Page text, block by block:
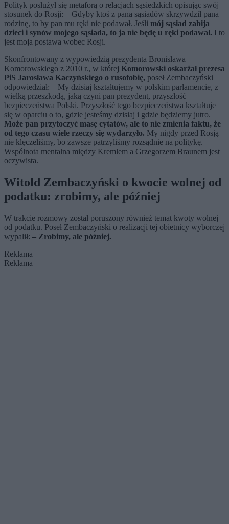
Polityk posłużył się metaforą o relacjach sąsiedzkich opisując swój
stosunek do Rosji: – Gdyby ktoś z pana sąsiadów skrzywdził pana
rodzinę, to by pan mu ręki nie podawał. Jeśli mój sąsiad zabija
dzieci i synów mojego sąsiada, to ja nie będę u ręki podawał. I to
jest moja postawa wobec Rosji.
Skonfrontowany z wypowiedzią prezydenta Bronisława
Komorowskiego z 2010 r., w której Komorowski oskarżał prezesa
PiS Jarosława Kaczyńskiego o rusofobię, poseł Zembaczyński
odpowiedział: – My dzisiaj kształtujemy w polskim parlamencie, z
wielką przeszkodą, jaką czyni pan prezydent, przyszłość
bezpieczeństwa Polski. Przyszłość tego bezpieczeństwa kształtuje
się w oparciu o to, gdzie jesteśmy dzisiaj i gdzie będziemy jutro.
Może pan przytoczyć masę cytatów, ale to nie zmienia faktu, że
od tego czasu wiele rzeczy się wydarzyło. My nigdy przed Rosją
nie klęczeliśmy, bo zawsze patrzyliśmy rozsądnie na politykę.
Wspólnota mentalna między Kremlem a Grzegorzem Braunem jest
oczywista.
Witold Zembaczyński o kwocie wolnej od
podatku: zrobimy, ale później
W trakcie rozmowy został poruszony również temat kwoty wolnej
od podatku. Poseł Zembaczyński o realizacji tej obietnicy wyborczej
wypalił: – Zrobimy, ale później.
Reklama
Reklama